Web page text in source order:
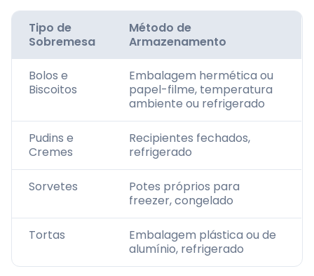
Tipo de
Sobremesa
Método de
Armazenamento
Bolos e
Biscoitos
Embalagem hermética ou
papel-filme, temperatura
ambiente ou refrigerado
Pudins e
Cremes
Recipientes fechados,
refrigerado
Sorvetes
Potes próprios para
freezer, congelado
Tortas
Embalagem plástica ou de
alumínio, refrigerado